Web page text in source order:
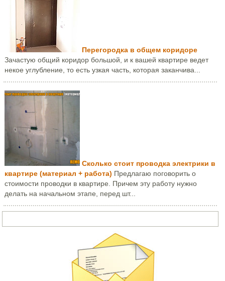
Перегородка в общем коридоре
Зачастую общий коридор большой, и к вашей квартире ведет
некое углубление, то есть узкая часть, которая заканчива...
Сколько стоит проводка электрики в
квартире (материал + работа) Предлагаю поговорить о
стоимости проводки в квартире. Причем эту работу нужно
делать на начальном этапе, перед шт...